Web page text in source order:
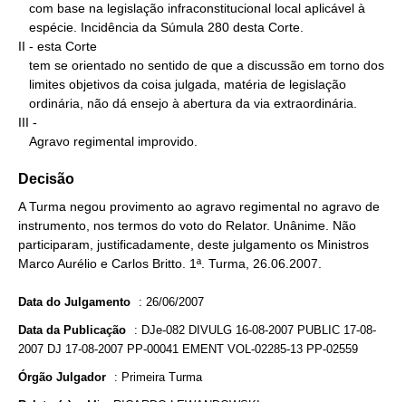
II - esta Corte
III -
   Agravo regimental improvido.
Decisão
A Turma negou provimento ao agravo regimental no agravo de
instrumento, nos termos do voto do Relator. Unânime. Não
participaram, justificadamente, deste julgamento os Ministros
Marco Aurélio e Carlos Britto. 1ª. Turma, 26.06.2007.
Data do Julgamento : 26/06/2007
Data da Publicação : DJe-082 DIVULG 16-08-2007 PUBLIC 17-08-
2007 DJ 17-08-2007 PP-00041 EMENT VOL-02285-13 PP-02559
Órgão Julgador : Primeira Turma